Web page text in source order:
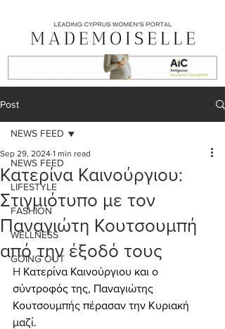
Post
NEWS FEED
LIFESTYLE
FASHION
WELLNESS
GOING OUT
NEWS FEED
Κατερίνα Καινούργιου:
Στιγμιότυπο με τον
Παναγιώτη Κουτσουμπή
από την έξοδό τους
Sep 29, 2024 1 min read
Η Κατερίνα Καινούργιου και ο
σύντροφός της, Παναγιώτης
Κουτσουμπής πέρασαν την Κυριακή
μαζί.